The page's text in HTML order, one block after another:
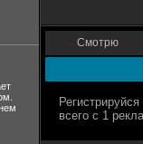
Смотрю